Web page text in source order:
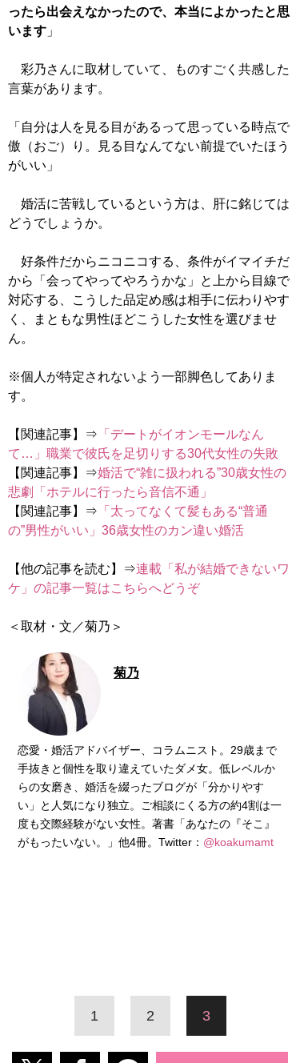
ったら出会えなかったので、本当によかったと思
います 」
彩乃さんに取材していて、ものすごく共感した
言葉があります。
「自分は人を見る目があるって思っている時点で
傲（おご）り。見る目なんてない前提でいたほう
がいい」
婚活に苦戦しているという方は、肝に銘じては
どうでしょうか。
好条件だからニコニコする、条件がイマイチだ
から「会ってやってやろうかな」と上から目線で
対応する、こうした品定め感は相手に伝わりやす
く、まともな男性ほどこうした女性を選びませ
ん。
※個人が特定されないよう一部脚色してありま
す。
【関連記事】⇒ 「デートがイオンモールなん
て…」職業で彼氏を足切りする30代女性の失敗
【関連記事】⇒婚活で“雑に扱われる”30歳女性の
悲劇「ホテルに行ったら音信不通」
【関連記事】⇒ 「太ってなくて髪もある“普通
の”男性がいい」36歳女性のカン違い婚活
【他の記事を読む】⇒連載「私が結婚できないワ
ケ」の記事一覧はこちらへどうぞ
＜取材・文／菊乃＞
菊乃
恋愛・婚活アドバイザー、コラムニスト。29歳まで
手抜きと個性を取り違えていたダメ女。低レベルか
らの女磨き、婚活を綴ったブログが「分かりやす
い」と人気になり独立。ご相談にくる方の約4割は一
度も交際経験がない女性。著書「あなたの『そこ』
がもったいない。」他4冊。Twitter： @koakumamt
1 2 3